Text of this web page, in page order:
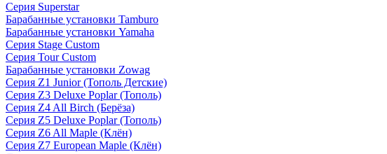
Серия Superstar
Барабанные установки Tamburo
Барабанные установки Yamaha
Серия Stage Custom
Серия Tour Custom
Барабанные установки Zowag
Серия Z1 Junior (Тополь Детские)
Серия Z3 Deluxe Poplar (Тополь)
Серия Z4 All Birch (Берёза)
Серия Z5 Deluxe Poplar (Тополь)
Серия Z6 All Maple (Клён)
Серия Z7 European Maple (Клён)